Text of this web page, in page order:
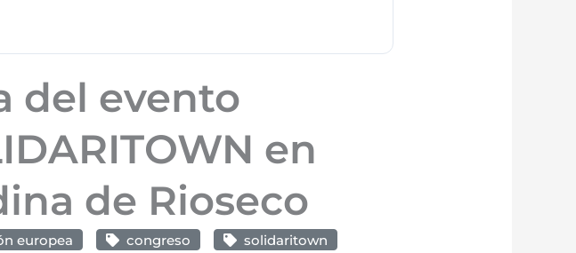
del evento
en
de Rioseco
europea congreso solidaritown